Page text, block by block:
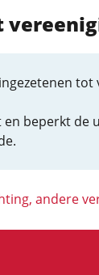
en beperkt de
andere